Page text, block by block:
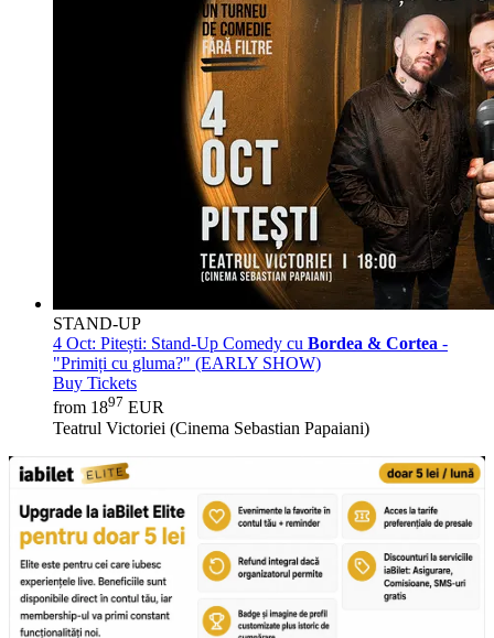
STAND-UP
4 Oct: Pitești: Stand-Up Comedy cu Bordea & Cortea -
"Primiți cu gluma?" (EARLY SHOW)
Buy Tickets
from 1897 EUR
Teatrul Victoriei (Cinema Sebastian Papaiani)